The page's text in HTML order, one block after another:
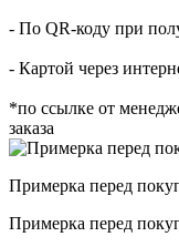
- По QR-коду при
- Картой через
*по ссылке от
заказа
Примерка перед
Примерка перед